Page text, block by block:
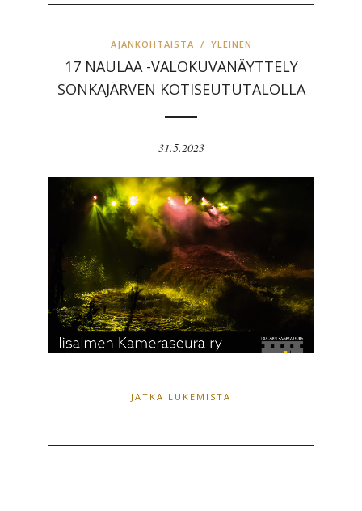
AJANKOHTAISTA / YLEINEN
17 NAULAA -VALOKUVANÄYTTELY
SONKAJÄRVEN KOTISEUTUTALOLLA
31.5.2023
JATKA LUKEMISTA